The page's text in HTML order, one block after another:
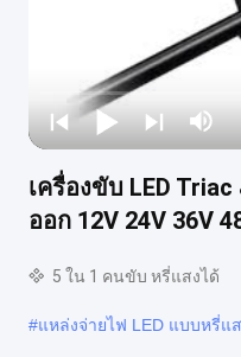
เครื่องขับ LED
ออก 12V 24V 36V
5 ใน 1 คนขับ หรี่แสงได้
#แหล่งจ่ายไฟ LED แบบหรี่แ